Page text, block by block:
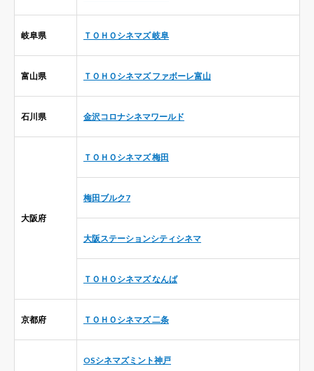
岐阜県 ＴＯＨＯシネマズ 岐阜
富山県 ＴＯＨＯシネマズ ファボーレ富山
石川県 金沢コロナシネマワールド
大阪府
ＴＯＨＯシネマズ 梅田
梅田ブルク7
大阪ステーションシティシネマ
ＴＯＨＯシネマズ なんば
京都府 ＴＯＨＯシネマズ 二条
OSシネマズミント神戸